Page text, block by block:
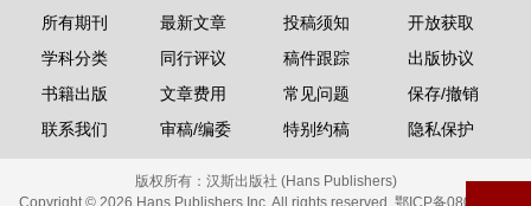
所有期刊
学科分类
书籍出版
联系我们
最新文章
同行评议
文章费用
审稿/编委
投稿须知
稿件跟踪
常见问题
特别约稿
开放获取
出版协议
保存/撤销
隐私保护
版权所有： 汉斯出版社 (Hans Publishers)
Copyright © 2026 Hans Publishers Inc. All rights reserved. 鄂ICP备08006613